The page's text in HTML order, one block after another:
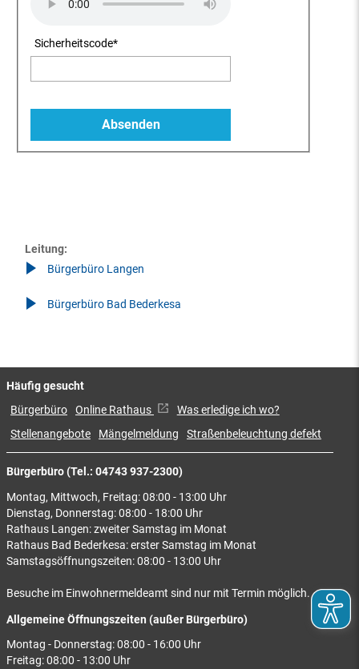
Sicherheitscode*
Leitung:
Bürgerbüro Langen
Bürgerbüro Bad Bederkesa
Bürgerbüro (Tel.: 04743 937-2300)
Montag, Mittwoch, Freitag: 08:00 - 13:00 Uhr
Dienstag, Donnerstag: 08:00 - 18:00 Uhr
Rathaus Langen: zweiter Samstag im Monat
Rathaus Bad Bederkesa: erster Samstag im Monat
Samstagsöffnungszeiten: 08:00 - 13:00 Uhr
Besuche im Einwohnermeldeamt sind nur mit Termin möglich.
Allgemeine Öffnungszeiten (außer Bürgerbüro)
Montag - Donnerstag: 08:00 - 16:00 Uhr
Freitag: 08:00 - 13:00 Uhr
Häufig gesucht
Bürgerbüro Online Rathaus
Was erledige ich wo?
Stellenangebote
Mängelmeldung Straßenbeleuchtung defekt